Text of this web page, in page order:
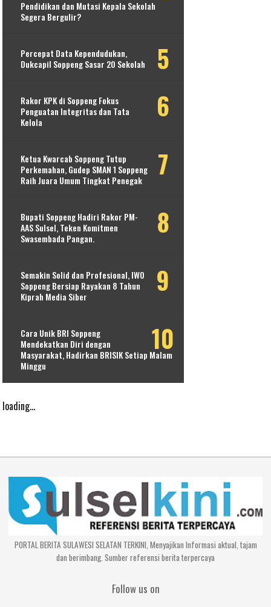
Pendidikan dan Mutasi Kepala Sekolah
Segera Bergulir?
Percepat Data Kependudukan,
Dukcapil Soppeng Sasar 20 Sekolah
Rakor KPK di Soppeng Fokus
Penguatan Integritas dan Tata
Kelola
Ketua Kwarcab Soppeng Tutup
Perkemahan, Gudep SMAN 1 Soppeng
Raih Juara Umum Tingkat Penegak
Bupati Soppeng Hadiri Rakor PM-
AAS Sulsel, Teken Komitmen
Swasembada Pangan.
Semakin Solid dan Profesional, IWO
Soppeng Bersiap Rayakan 8 Tahun
Kiprah Media Siber
Cara Unik BRI Soppeng
Mendekatkan Diri dengan
Masyarakat, Hadirkan BRISIK Setiap Malam
Minggu
loading...
PORTAL BERITA SULAWESI SELATAN TERKINI, Menyajikan Informasi aktual, tajam
dan berimbang. Sumber referensi berita terpercaya
Follow us on